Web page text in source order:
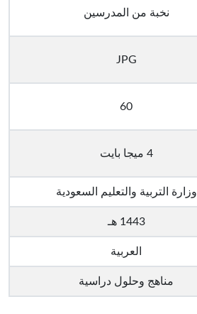
نخبة من المدرسين
JPG
60
4 ميجا بايت
وزارة التربية والتعليم السعودية
1443 هـ
العربية
مناهج وحلول دراسية